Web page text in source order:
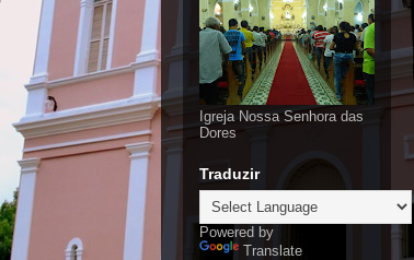
Igreja Nossa Senhora das
Dores
Traduzir
Powered by
Translate